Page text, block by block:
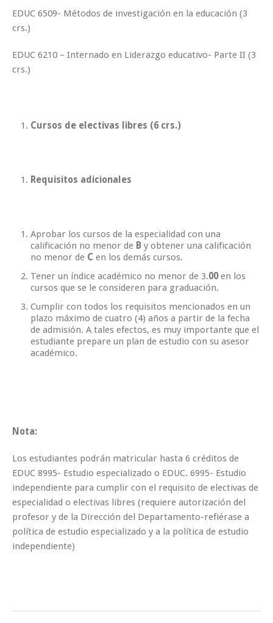
EDUC 6509- Métodos de investigación en la educación (3
crs.)
EDUC 6210 – Internado en Liderazgo educativo- Parte II (3
crs.)
Cursos de electivas libres (6 crs.)
Requisitos adicionales
Aprobar los cursos de la especialidad con una
calificación no menor de B y obtener una calificación
no menor de C en los demás cursos.
Tener un índice académico no menor de 3.00en los
cursos que se le consideren para graduación.
Cumplir con todos los requisitos mencionados en un
plazo máximo de cuatro (4) años a partir de la fecha
de admisión. A tales efectos, es muy importante que el
estudiante prepare un plan de estudio con su asesor
académico.
Nota:
Los estudiantes podrán matricular hasta 6 créditos de
EDUC 8995- Estudio especializado o EDUC. 6995- Estudio
independiente para cumplir con el requisito de electivas de
especialidad o electivas libres (requiere autorización del
profesor y de la Dirección del Departamento-refiérase a
política de estudio especializado y a la política de estudio
independiente)